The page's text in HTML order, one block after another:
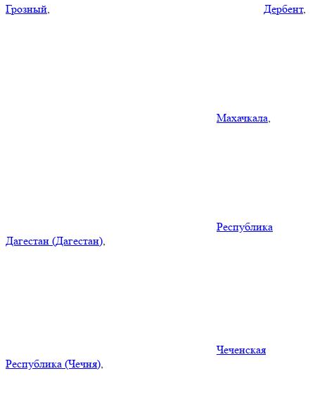
Грозный, Дербент,
Махачкала,
Республика
Дагестан (Дагестан),
Чеченская
Республика (Чечня),